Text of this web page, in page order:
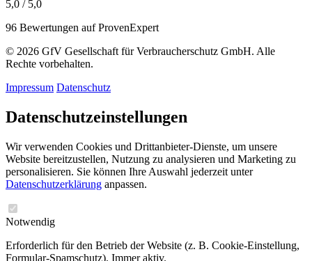
5,0 / 5,0
96 Bewertungen auf ProvenExpert
© 2026 GfV Gesellschaft für Verbraucherschutz GmbH. Alle
Rechte vorbehalten.
Impressum Datenschutz
Datenschutzeinstellungen
Wir verwenden Cookies und Drittanbieter-Dienste, um unsere
Website bereitzustellen, Nutzung zu analysieren und Marketing zu
personalisieren. Sie können Ihre Auswahl jederzeit unter
Datenschutzerklärung anpassen.
Notwendig
Erforderlich für den Betrieb der Website (z. B. Cookie-Einstellung,
Formular-Spamschutz). Immer aktiv.